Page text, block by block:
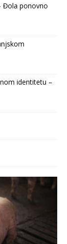
Đola ponovno
identitetu –